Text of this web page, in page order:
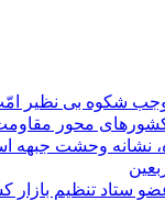
شکوه بی نظیر
کشورهای محور
وحشت جبهه
ستاد تنظیم